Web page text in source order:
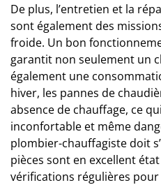
De plus, l’entretien et la
sont également des
froide. Un bon
garantit non seulement un
également une
hiver, les pannes de
absence de chauffage, ce
inconfortable et même
plombier-chauffagiste doit
pièces sont en excellent
vérifications régulières